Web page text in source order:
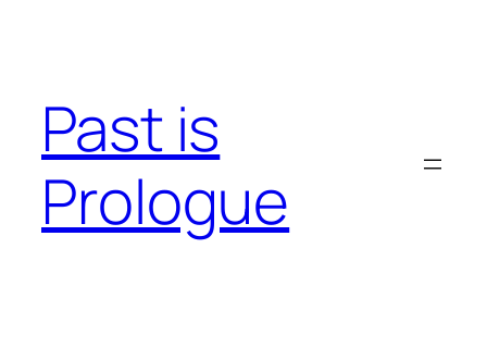
Past is
Prologue